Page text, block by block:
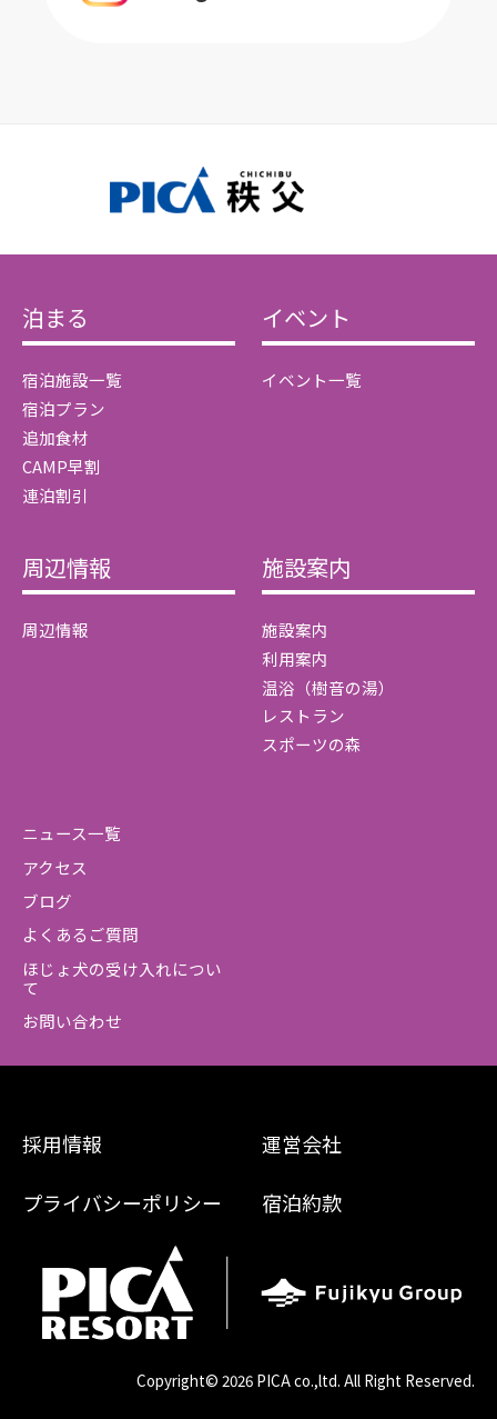
泊まる
宿泊施設一覧
宿泊プラン
追加食材
CAMP早割
連泊割引
イベント
イベント一覧
周辺情報
周辺情報
施設案内
施設案内
利用案内
温浴（樹音の湯）
レストラン
スポーツの森
ニュース一覧
アクセス
ブログ
よくあるご質問
ほじょ犬の受け入れについ
て
お問い合わせ
採用情報 運営会社
プライバシーポリシー 宿泊約款
Copyright© 2026 PICA co.,ltd. All Right Reserved.